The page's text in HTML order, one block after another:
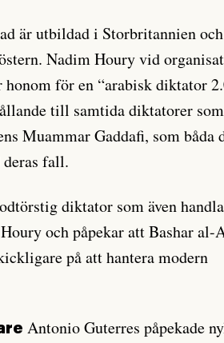
är utbildad i Storbritannien
Nadim Houry vid
för en “arabisk diktator
till samtida diktatorer
Muammar Gaddafi, som båda
deras fall.
diktator som även
och påpekar att Bashar al-
på att hantera modern
Antonio Guterres påpekade